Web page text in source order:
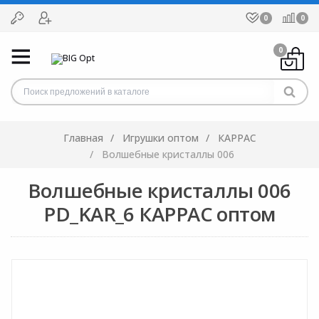
0 0
0
Главная Игрушки оптом
КАРРАС
Волшебные кристаллы 006
Волшебные кристаллы 006
PD_KAR_6 КАРРАС оптом